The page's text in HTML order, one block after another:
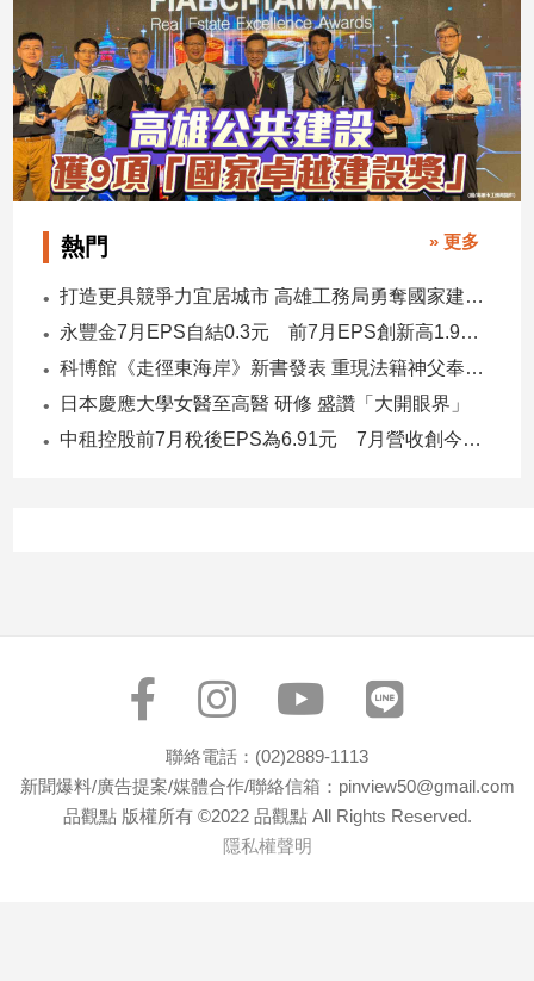
術
／
文
創
／
電
影
技/
遊
作
熱門 » 更多
打造更具競爭力宜居城市 高雄工務局勇奪國家建築界9大獎
永豐金7月EPS自結0.3元 前7月EPS創新高1.96元！
科博館《走徑東海岸》新書發表 重現法籍神父奉獻足跡與歷史日記
日本慶應大學女醫至高醫 研修 盛讚「大開眼界」
中租控股前7月稅後EPS為6.91元 7月營收創今年新高
聯絡電話：(02)2889-1113
新聞爆料/廣告提案/媒體合作/聯絡信箱：pinview50@gmail.com
品觀點 版權所有 ©2022 品觀點 All Rights Reserved.
隱私權聲明